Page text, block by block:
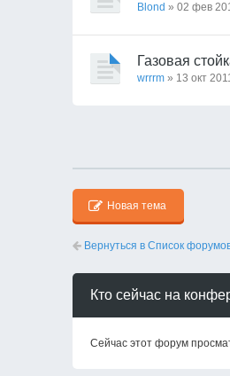
Blond » 02 фев
Газовая
wrrrm » 13 окт
Новая тема
Вернуться в Список
Кто сейчас на
Сейчас этот форум